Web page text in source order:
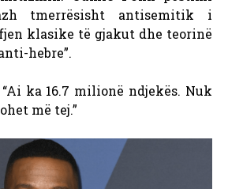
tmerrësisht antisemitik i
klasike të gjakut dhe teorinë
hebre”.
ka 16.7 milionë ndjekës. Nuk
më tej.”